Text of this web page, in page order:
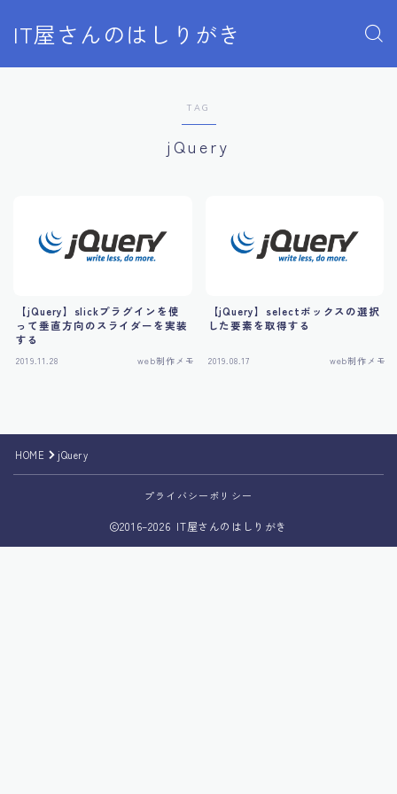
IT屋さんのはしりがき
TAG
jQuery
【jQuery】slickプラグインを使
って垂直方向のスライダーを実装
する
2019.11.28 web制作メモ
【jQuery】selectボックスの選択
した要素を取得する
2019.08.17 web制作メモ
HOME jQuery
プライバシーポリシー
2016–2026 IT屋さんのはしりがき